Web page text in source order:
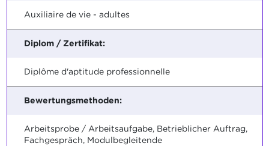
Auxiliaire de vie - adultes
Diplom / Zertifikat:
Diplôme d'aptitude professionnelle
Bewertungsmethoden:
Arbeitsprobe / Arbeitsaufgabe, Betrieblicher Auftrag,
Fachgespräch, Modulbegleitende